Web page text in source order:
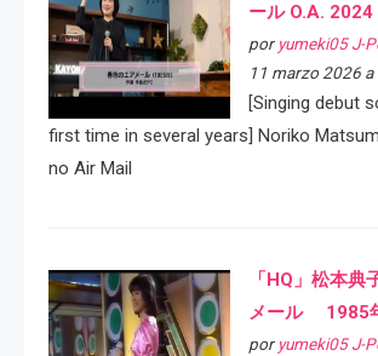
ール O.A.
por yumeki05 J-
11 marzo 2026 a
[Singing debut
first time in several years] Noriko
no Air Mail
「HQ」松本典
メール 1985
por yumeki05 J-